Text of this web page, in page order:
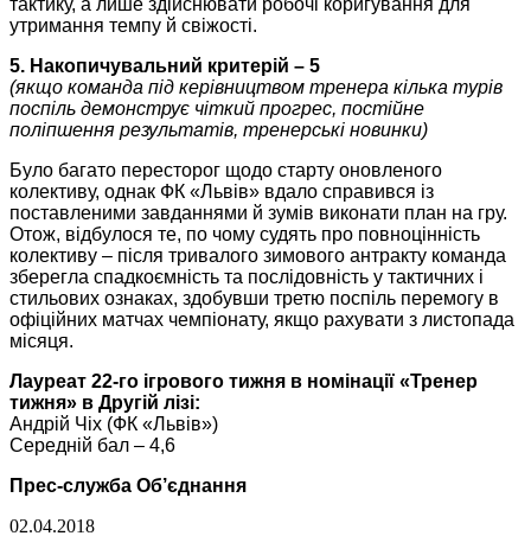
утримання темпу й свіжості.
5. Накопичувальний критерій – 5
(якщо команда під керівництвом тренера кілька турів
поспіль демонструє чіткий прогрес, постійне
поліпшення результатів, тренерські новинки)
Було багато пересторог щодо старту оновленого
колективу, однак ФК «Львів» вдало справився із
поставленими завданнями й зумів виконати план на гру.
Отож, відбулося те, по чому судять про повноцінність
колективу – після тривалого зимового антракту команда
зберегла спадкоємність та послідовність у тактичних і
стильових ознаках, здобувши третю поспіль перемогу в
офіційних матчах чемпіонату, якщо рахувати з листопада
місяця.
Лауреат 22-го ігрового тижня в номінації «Тренер
тижня» в Другій лізі:
Андрій Чіх (ФК «Львів»)
Середній бал – 4,6
Прес-служба Об’єднання
02.04.2018